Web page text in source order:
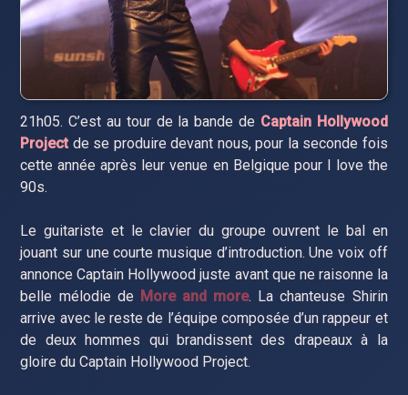
21h05. C’est au tour de la bande de Captain Hollywood
Projectde se produire devant nous, pour la seconde fois
cette année après leur venue en Belgique pour I love the
90s.
Le guitariste et le clavier du groupe ouvrent le bal en
jouant sur une courte musique d’introduction. Une voix off
annonce Captain Hollywood juste avant que ne raisonne la
belle mélodie de More and more. La chanteuse Shirin
arrive avec le reste de l’équipe composée d’un rappeur et
de deux hommes qui brandissent des drapeaux à la
gloire du Captain Hollywood Project.